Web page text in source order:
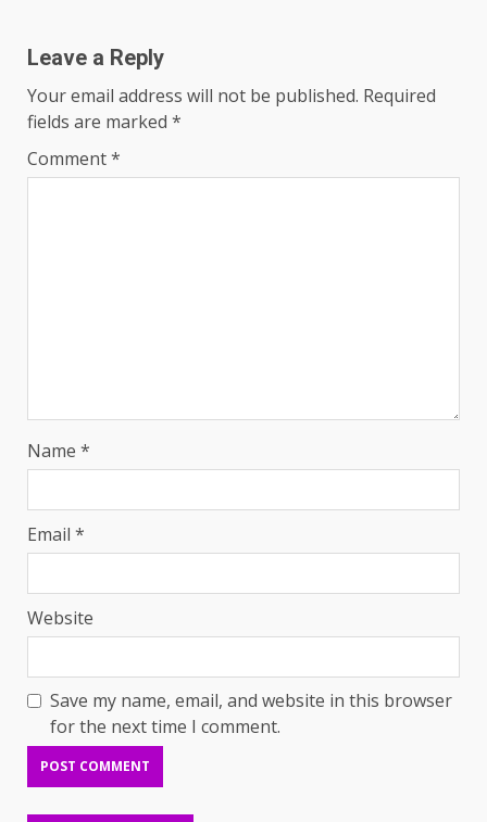
Leave a Reply
Your email address will not be published. Required
fields are marked *
Comment*
Name *
Email *
Website
Save my name, email, and website in this browser
for the next time I comment.